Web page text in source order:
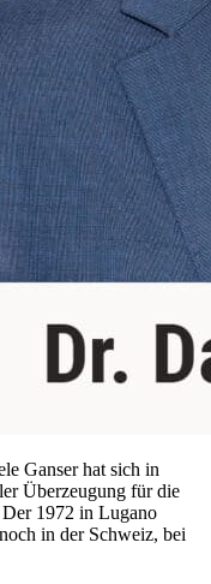
Ganser hat sich in
Überzeugung für die
1972 in Lugano
in der Schweiz, bei